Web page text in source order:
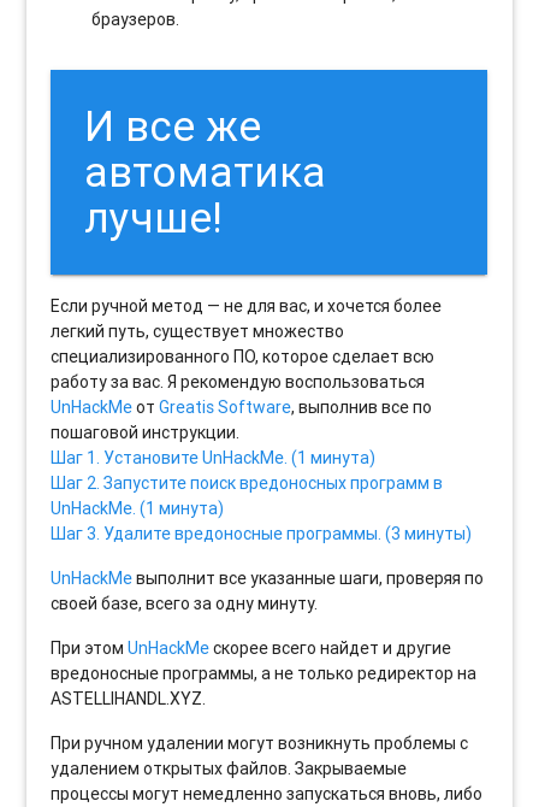
браузеров.
И все же
автоматика
лучше!
Если ручной метод — не для вас, и хочется более
легкий путь, существует множество
специализированного ПО, которое сделает всю
работу за вас. Я рекомендую воспользоваться
UnHackMeотGreatis Software, выполнив все по
пошаговой инструкции.
Шаг 1. Установите UnHackMe. (1 минута)
Шаг 2. Запустите поиск вредоносных программ в
UnHackMe. (1 минута)
Шаг 3. Удалите вредоносные программы. (3 минуты)
UnHackMeвыполнит все указанные шаги, проверяя по
своей базе, всего за одну минуту.
При этомUnHackMeскорее всего найдет и другие
вредоносные программы, а не только редиректор на
ASTELLIHANDL.XYZ.
При ручном удалении могут возникнуть проблемы с
удалением открытых файлов. Закрываемые
процессы могут немедленно запускаться вновь, либо